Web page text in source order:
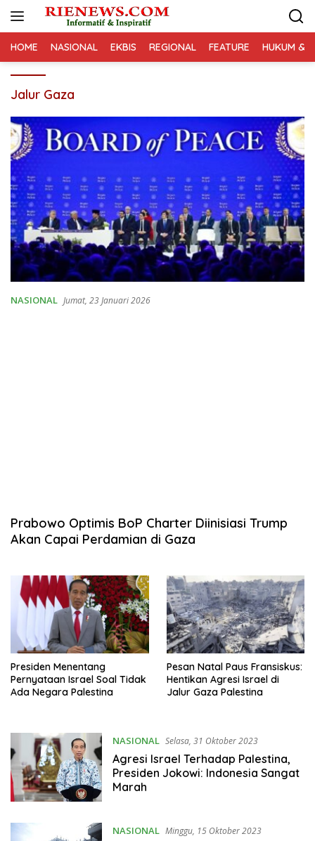
HOME NASIONAL EKBIS REGIONAL FEATURE HUKUM &
Jalur Gaza
NASIONAL Jumat, 23 Januari 2026
Prabowo Optimis BoP Charter Diinisiasi Trump
Akan Capai Perdamian di Gaza
Presiden Menentang
Pernyataan Israel Soal Tidak
Ada Negara Palestina
Pesan Natal Paus Fransiskus:
Hentikan Agresi Israel di
Jalur Gaza Palestina
NASIONAL Selasa, 31 Oktober 2023
Agresi Israel Terhadap Palestina,
Presiden Jokowi: Indonesia Sangat
Marah
NASIONAL Minggu, 15 Oktober 2023